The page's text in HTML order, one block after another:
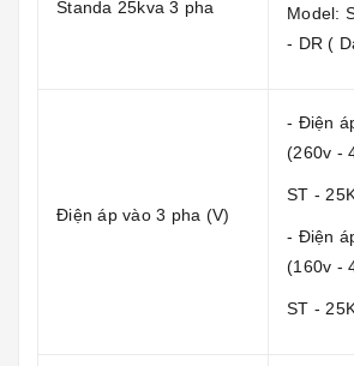
Standa 25kva 3 pha
Model:
- DR (
Điện áp vào 3 pha (V)
- Điện
(260v -
ST -
- Điện
(160v -
ST -